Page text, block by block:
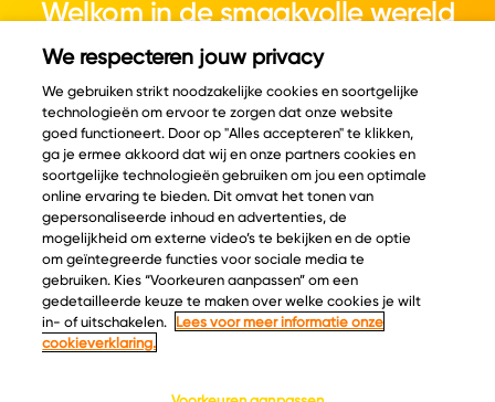
Welkom in de smaakvolle wereld
van kaas.
© Copyright 2026 Velder
Inspiratie
Kaascatalogus
Recepten
Kaasplankjes
Blog
Informatie
Over ons
Ontdek
Keurmerken
We respecteren jouw privacy
We gebruiken strikt noodzakelijke cookies en soortgelijke
technologieën om ervoor te zorgen dat onze website
goed functioneert. Door op "Alles accepteren" te klikken,
ga je ermee akkoord dat wij en onze partners cookies en
soortgelijke technologieën gebruiken om jou een optimale
online ervaring te bieden. Dit omvat het tonen van
gepersonaliseerde inhoud en advertenties, de
mogelijkheid om externe video’s te bekijken en de optie
om geïntegreerde functies voor sociale media te
gebruiken. Kies “Voorkeuren aanpassen” om een
gedetailleerde keuze te maken over welke cookies je wilt
in- of uitschakelen.
Lees voor meer informatie onze
cookieverklaring.